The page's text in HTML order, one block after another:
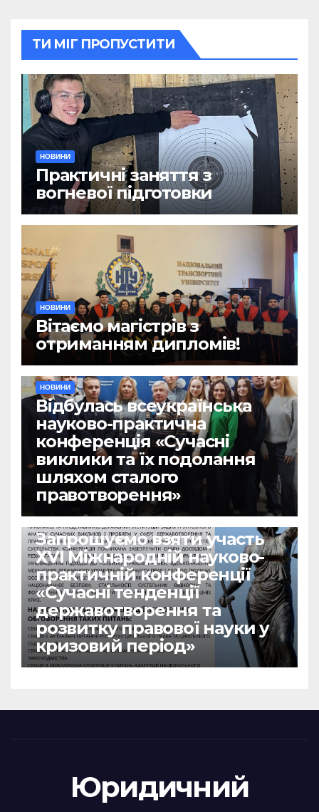
ТИ МІГ ПРОПУСТИТИ
НОВИНИ
Практичні заняття з
вогневої підготовки
НОВИНИ
Вітаємо магістрів з
отриманням дипломів!
НОВИНИ
Відбулась всеукраїнська
науково-практична
конференція «Сучасні
виклики та їх подолання
шляхом сталого
правотворення»
Запрошуємо взяти участь
ХVІ Міжнародній науково-
практичній конференції
«Сучасні тенденції
державотворення та
розвитку правової науки у
кризовий період»
Юридичний